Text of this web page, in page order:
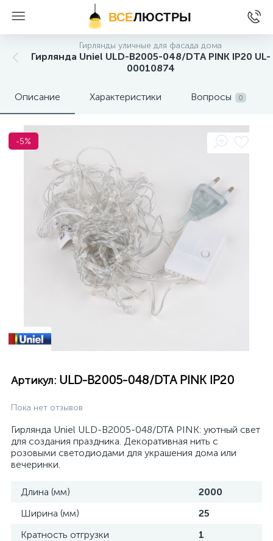
ВСЕЛЮСТРЫ
Гирлянды уличные для фасада дома
Гирлянда Uniel ULD-B2005-048/DTA PINK IP20 UL-
00010874
Описание Характеристики Вопросы 0
-5%
Артикул: ULD-B2005-048/DTA PINK IP20
Пока нет отзывов
Гирлянда Uniel ULD-B2005-048/DTA PINK: уютный свет
для создания праздника. Декоративная нить с
розовыми светодиодами для украшения дома или
вечеринки.
Длина (мм)
2000
Ширина (мм)
25
Кратность отгрузки
1